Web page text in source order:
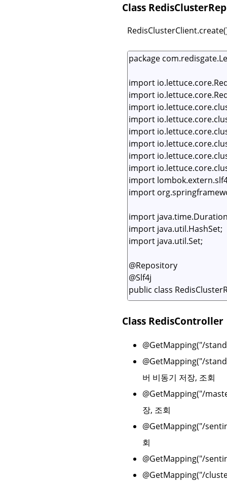
Class
Class RedisController
@GetMapping("/
@GetMapping("/
버 비동기 저장, 조회
@GetMapping("/
장, 조회
@GetMapping("/
회
@GetMapping("/
@GetMapping("/